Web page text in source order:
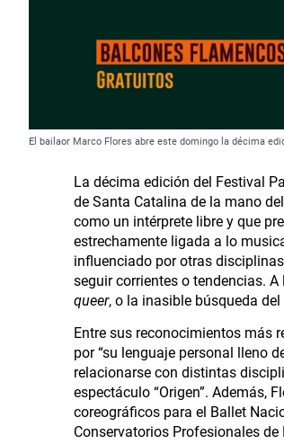
El bailaor Marco Flores abre este domingo la décima
La décima edición del Festival
de Santa Catalina de la mano
como un intérprete libre y que
estrechamente ligada a lo
influenciado por otras
seguir corrientes o tendencias.
queer, o la inasible búsqueda
Entre sus reconocimientos más
por “su lenguaje personal lleno
relacionarse con distintas
espectáculo “Origen”. Además,
coreográficos para el Ballet
Conservatorios Profesionales